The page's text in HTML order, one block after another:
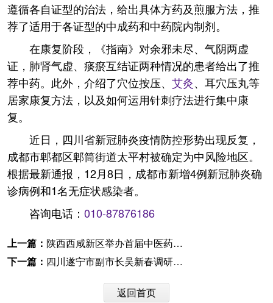
遵循各自证型的治法，给出具体方药及煎服方法，推
荐了适用于各证型的中成药和中药院内制剂。
在康复阶段，《指南》对余邪未尽、气阴两虚
证，肺肾气虚、痰瘀互结证两种情况的患者给出了推
荐中药。此外，介绍了穴位按压、 艾灸、耳穴压丸等
居家康复方法，以及如何运用针刺疗法进行集中康
复。
近日，四川省新冠肺炎疫情防控形势出现反复，
成都市郫都区郫筒街道太平村被确定为中风险地区。
根据最新通报，12月8日，成都市新增4例新冠肺炎确
诊病例和1名无症状感染者。
咨询电话： 010-87876186
上一篇： 陕西西咸新区举办首届中医药养生文化节
下一篇： 四川遂宁市副市长吴新春调研中医药工作
返回首页